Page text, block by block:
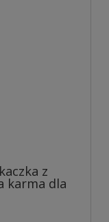
z
karma dla